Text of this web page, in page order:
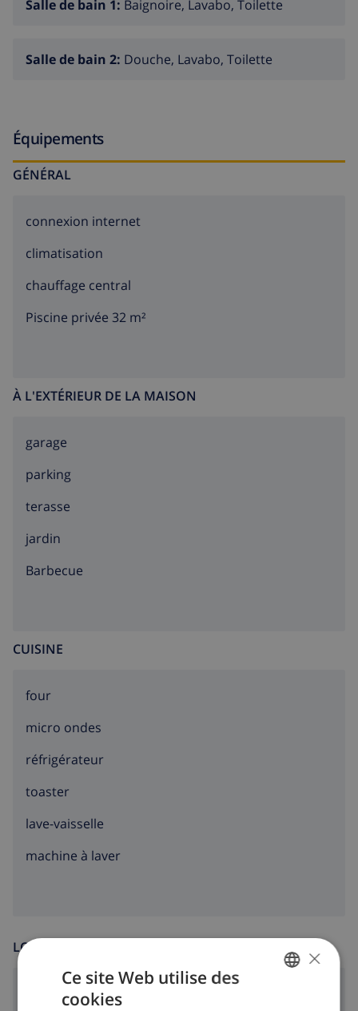
Salle de bain 1: Baignoire, Lavabo, Toilette
Salle de bain 2: Douche, Lavabo, Toilette
Équipements
GÉNÉRAL
connexion internet
climatisation
chauffage central
Piscine privée 32 m²
À L'EXTÉRIEUR DE LA MAISON
garage
parking
terasse
jardin
barbecue
CUISINE
four
micro ondes
réfrigérateur
toaster
lave-vaisselle
machine à laver
LOISIR
Télévision satellite
×
Ce site Web utilise des
cookies